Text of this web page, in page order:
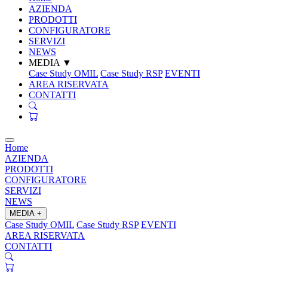
AZIENDA
PRODOTTI
CONFIGURATORE
SERVIZI
NEWS
MEDIA ▼
Case Study OMIL Case Study RSP EVENTI
AREA RISERVATA
CONTATTI
Home
AZIENDA
PRODOTTI
CONFIGURATORE
SERVIZI
NEWS
MEDIA +
Case Study OMIL Case Study RSP EVENTI
AREA RISERVATA
CONTATTI